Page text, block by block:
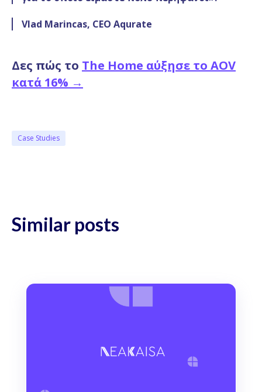
Vlad Marincas, CEO Aqurate
Δες πώς το The Home αύξησε το AOV
κατά 16% →
Case Studies
Similar posts